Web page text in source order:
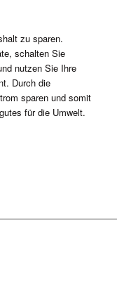
zu sparen.
schalten Sie
nutzen Sie Ihre
Durch die
sparen und somit
für die Umwelt.